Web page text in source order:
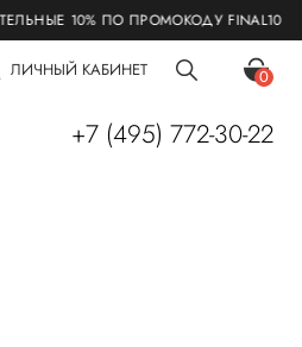
10% ПО ПРОМОКОДУ FINAL10
ЛИЧНЫЙ КАБИНЕТ 0
+7 (495) 772-30-22